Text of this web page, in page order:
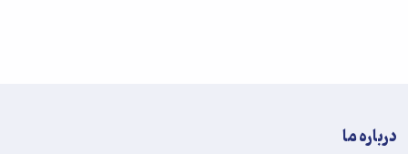
درباره ما